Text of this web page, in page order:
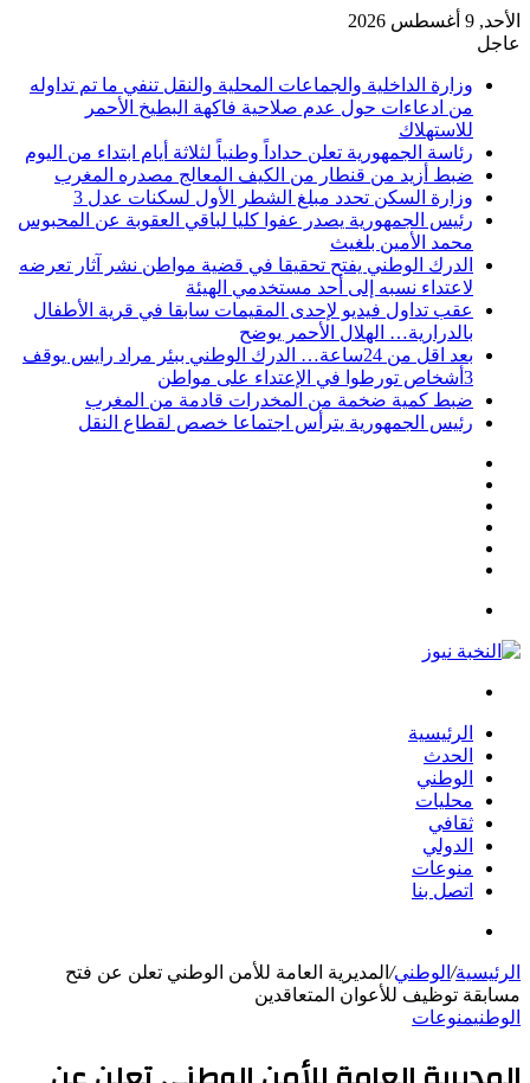
الأحد, 9 أغسطس 2026
عاجل
وزارة الداخلية والجماعات المحلية والنقل تنفي ما تم تداوله
من ادعاءات حول عدم صلاحية فاكهة البطيخ الأحمر
للاستهلاك
رئاسة الجمهورية تعلن حداداً وطنياً لثلاثة أيام ابتداء من اليوم
ضبط أزيد من قنطار من الكيف المعالج مصدره المغرب
وزارة السكن تحدد مبلغ الشطر الأول لسكنات عدل 3
رئيس الجمهورية يصدر عفوا كليا لباقي العقوبة عن المحبوس
محمد الأمين بلغيث
الدرك الوطني يفتح تحقيقا في قضية مواطن نشر آثار تعرضه
لاعتداء نسبه إلى أحد مستخدمي الهيئة
عقب تداول فيديو لإحدى المقيمات سابقا في قرية الأطفال
بالدرارية… الهلال الأحمر يوضح
بعد اقل من 24ساعة… الدرك الوطني ببئر مراد رايس يوقف
3أشخاص تورطوا في الإعتداء على مواطن
ضبط كمية ضخمة من المخدرات قادمة من المغرب
رئيس الجمهورية يترأس اجتماعا خصص لقطاع النقل
الرئيسية
الحدث
الوطني
محليات
ثقافي
الدولي
منوعات
اتصل بنا
الرئيسية/ الوطني/ المديرية العامة للأمن الوطني تعلن عن فتح
مسابقة توظيف للأعوان المتعاقدين
الوطنيمنوعات